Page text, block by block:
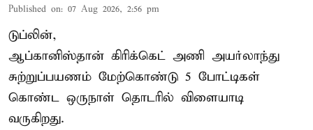
Published on: 07 Aug 2026, 2:56 pm
டுப்லின்,
ஆப்கானிஸ்தான் கிரிக்கெட் அணி அயர்லாந்து
சுற்றுப்பயணம் மேற்கொண்டு 5 போட்டிகள்
கொண்ட ஒருநாள் தொடரில் விளையாடி
வருகிறது.